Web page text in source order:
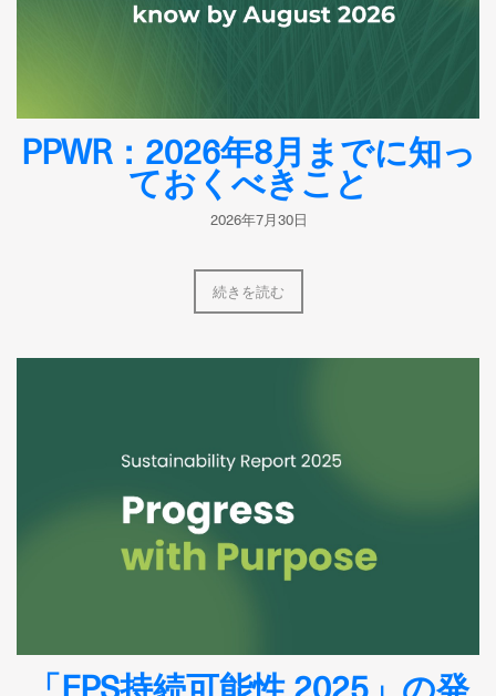
PPWR：2026年8月までに知っ
ておくべきこと
2026年7月30日
続きを読む